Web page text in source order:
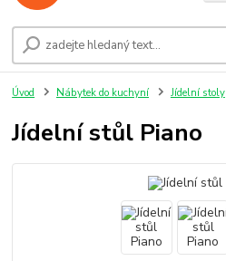
Úvod Nábytek do kuchyní Jídelní stoly
Jídelní stůl Piano